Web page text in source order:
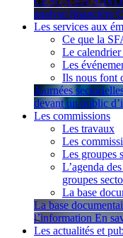
analyse financière
Les services aux
Ce que la
Le calendrier
Les
Ils nous font
Journées
devant un public
Les commissions
Les travaux
Les
Les groupes
L’agenda
groupes
La base
La base
l’information En
Les actualités et